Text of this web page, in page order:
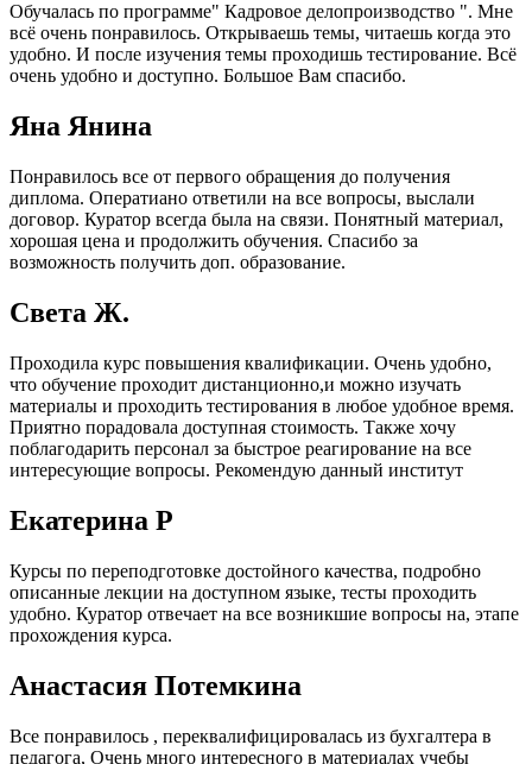
Обучалась по программе" Кадровое делопроизводство ". Мне
всё очень понравилось. Открываешь темы, читаешь когда это
удобно. И после изучения темы проходишь тестирование. Всё
очень удобно и доступно. Большое Вам спасибо.
Яна Янина
Понравилось все от первого обращения до получения
диплома. Оператиано ответили на все вопросы, выслали
договор. Куратор всегда была на связи. Понятный материал,
хорошая цена и продолжить обучения. Спасибо за
возможность получить доп. образование.
Света Ж.
Проходила курс повышения квалификации. Очень удобно,
что обучение проходит дистанционно,и можно изучать
материалы и проходить тестирования в любое удобное время.
Приятно порадовала доступная стоимость. Также хочу
поблагодарить персонал за быстрое реагирование на все
интересующие вопросы. Рекомендую данный институт
Екатерина Р
Курсы по переподготовке достойного качества, подробно
описанные лекции на доступном языке, тесты проходить
удобно. Куратор отвечает на все возникшие вопросы на, этапе
прохождения курса.
Анастасия Потемкина
Все понравилось , переквалифицировалась из бухгалтера в
педагога, Очень много интересного в материалах учебы